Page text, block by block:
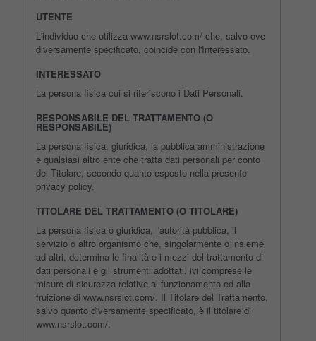
UTENTE
L'individuo che utilizza www.nsrslot.com/ che, salvo ove
diversamente specificato, coincide con l'Interessato.
INTERESSATO
La persona fisica cui si riferiscono i Dati Personali.
RESPONSABILE DEL TRATTAMENTO (O
RESPONSABILE)
La persona fisica, giuridica, la pubblica amministrazione
e qualsiasi altro ente che tratta dati personali per conto
del Titolare, secondo quanto esposto nella presente
privacy policy.
TITOLARE DEL TRATTAMENTO (O TITOLARE)
La persona fisica o giuridica, l'autorità pubblica, il
servizio o altro organismo che, singolarmente o insieme
ad altri, determina le finalità e i mezzi del trattamento di
dati personali e gli strumenti adottati, ivi comprese le
misure di sicurezza relative al funzionamento ed alla
fruizione di www.nsrslot.com/. Il Titolare del Trattamento,
salvo quanto diversamente specificato, è il titolare di
www.nsrslot.com/.